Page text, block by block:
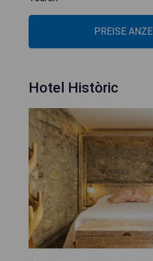
PREISE
Hotel Històric